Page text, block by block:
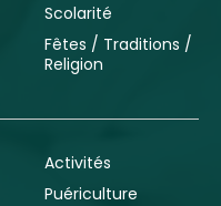
Scolarité
Fêtes / Traditions /
Religion
Activités
Puériculture